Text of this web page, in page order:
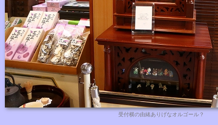
受付横の由緒ありげなオルゴール？